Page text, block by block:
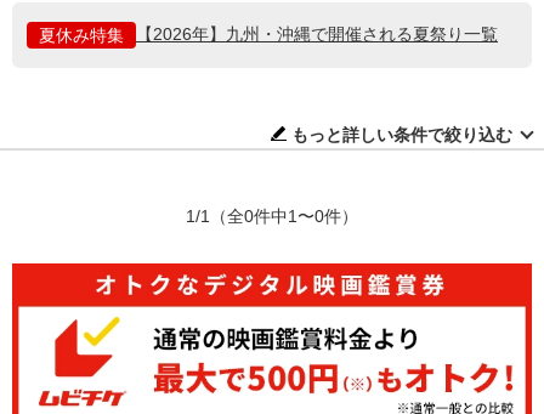
夏休み特集 【2026年】九州・沖縄で開催される夏祭り一覧
もっと詳しい条件で絞り込む
1/1 （全0件中1〜0件）